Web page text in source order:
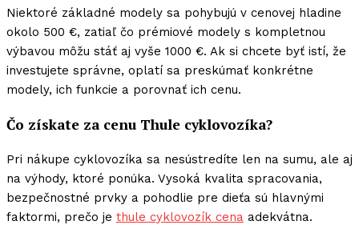
Niektoré základné modely sa pohybujú v cenovej hladine
okolo 500 €, zatiaľ čo prémiové modely s kompletnou
výbavou môžu stáť aj vyše 1000 €. Ak si chcete byť istí, že
investujete správne, oplatí sa preskúmať konkrétne
modely, ich funkcie a porovnať ich cenu.
Čo získate za cenu Thule cyklovozíka?
Pri nákupe cyklovozíka sa nesústredíte len na sumu, ale aj
na výhody, ktoré ponúka. Vysoká kvalita spracovania,
bezpečnostné prvky a pohodlie pre dieťa sú hlavnými
faktormi, prečo je thule cyklovozík cena adekvátna.